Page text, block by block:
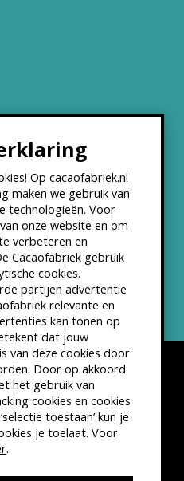
Op cacaofabriek.nl
maken we gebruik van
technologieën. Voor
onze website en om
verbeteren en
Cacaofabriek gebruik
cookies.
partijen advertentie
relevante en
kan tonen op
dat jouw
van deze cookies door
Door op akkoord
het gebruik van
cookies en cookies
toestaan’ kun je
je toelaat. Voor
.
Kleine lettertjes
The Cre8ion.Lab